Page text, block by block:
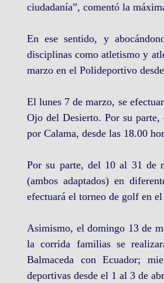
ciudadanía”, comentó la
En ese sentido, y
disciplinas como atletismo y
marzo en el Polideportivo
El lunes 7 de marzo, se
Ojo del Desierto. Por su
por Calama, desde las 18.00
Por su parte, del 10 al 31 de
(ambos adaptados) en
efectuará el torneo de golf en
Asimismo, el domingo 13 de
la corrida familias se
Balmaceda con Ecuador;
deportivas desde el 1 al 3 de